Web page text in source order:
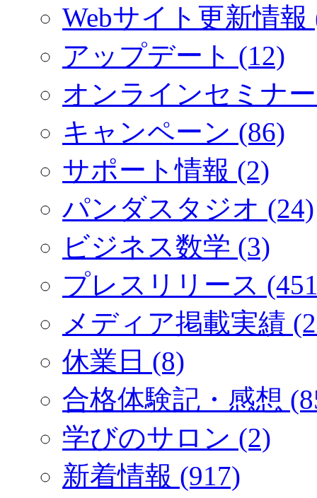
Webサイト更新情報
アップデート (12)
オンラインセミナ
キャンペーン (86)
サポート情報 (2)
パンダスタジオ (24)
ビジネス数学 (3)
プレスリリース
メディア掲載実績
休業日 (8)
合格体験記・感想
学びのサロン (2)
新着情報 (917)